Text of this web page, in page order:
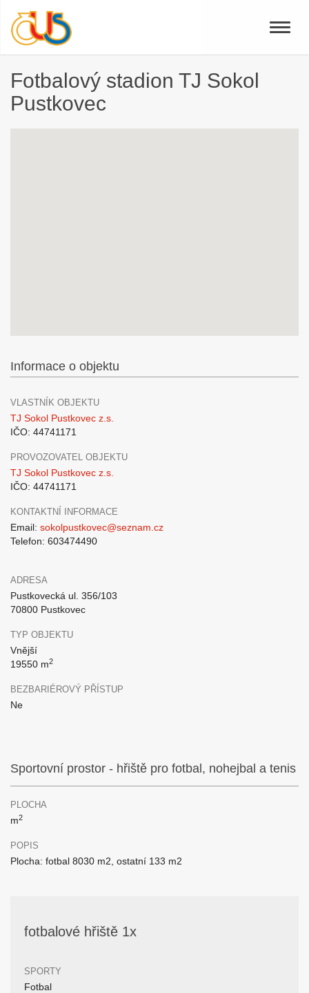
Toggle
Fotbalový stadion TJ Sokol
Pustkovec
Informace o objektu
VLASTNÍK OBJEKTU
TJ Sokol Pustkovec z.s.
IČO: 44741171
PROVOZOVATEL OBJEKTU
TJ Sokol Pustkovec z.s.
IČO: 44741171
KONTAKTNÍ INFORMACE
Email: sokolpustkovec@seznam.cz
Telefon: 603474490
ADRESA
Pustkovecká ul. 356/103
70800 Pustkovec
TYP OBJEKTU
Vnější
19550 m2
BEZBARIÉROVÝ PŘÍSTUP
Ne
Sportovní prostor - hřiště pro fotbal, nohejbal a tenis
PLOCHA
m2
POPIS
Plocha: fotbal 8030 m2, ostatní 133 m2
fotbalové hřiště 1x
SPORTY
Fotbal